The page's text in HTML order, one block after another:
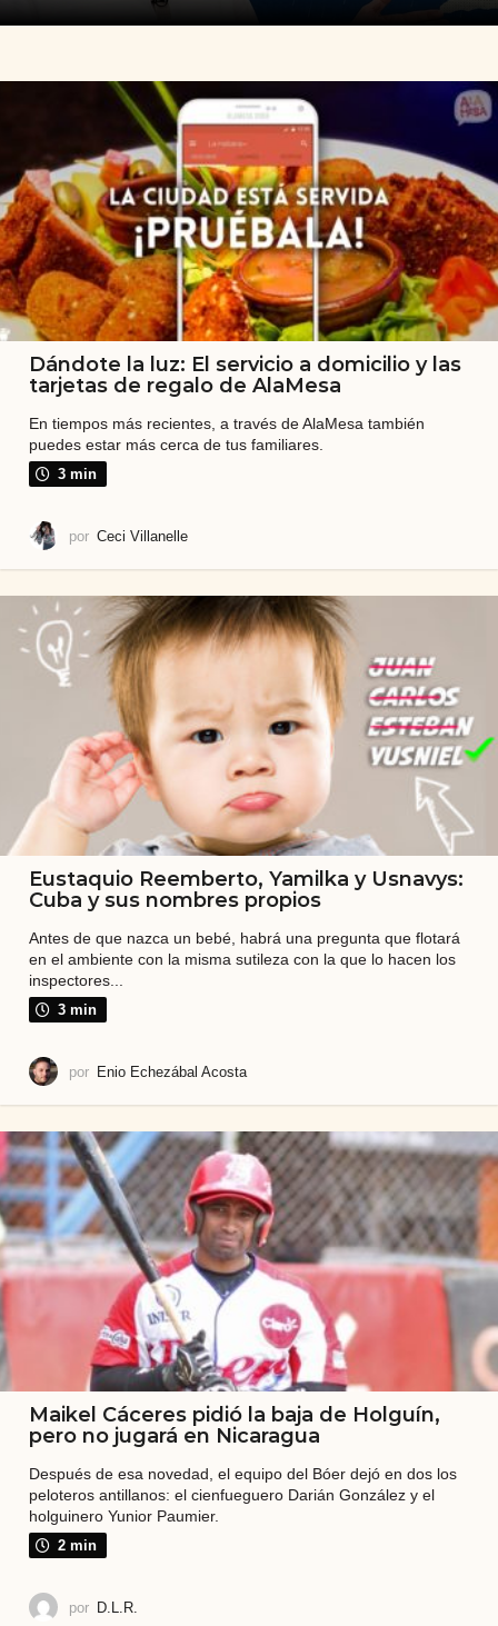
b
a
l
i
t
e
u
n
a
r
e
v
y
t
m
p
o
o
e
s
u
n
p
e
d
o
N
o
Dándote la luz: El servicio a domicilio y las
tarjetas de regalo de AlaMesa
En tiempos más recientes, a través de AlaMesa también
puedes estar más cerca de tus familiares.
3 min
por Ceci Villanelle
Eustaquio Reemberto, Yamilka y Usnavys:
Cuba y sus nombres propios
Antes de que nazca un bebé, habrá una pregunta que flotará
en el ambiente con la misma sutileza con la que lo hacen los
inspectores...
3 min
por Enio Echezábal Acosta
Maikel Cáceres pidió la baja de Holguín,
pero no jugará en Nicaragua
Después de esa novedad, el equipo del Bóer dejó en dos los
peloteros antillanos: el cienfueguero Darián González y el
holguinero Yunior Paumier.
2 min
por D.L.R.